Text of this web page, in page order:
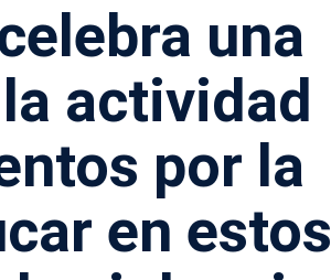
una
actividad
por la
en estos